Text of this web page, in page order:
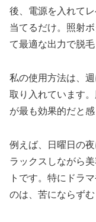
後、電源を入れて
当てるだけ。照射
て最適な出力で脱毛
私の使用方法は、
取り入れています
が最も効果的だと感
例えば、日曜日の
ラックスしながら
トです。特にドラ
のは、苦にならず